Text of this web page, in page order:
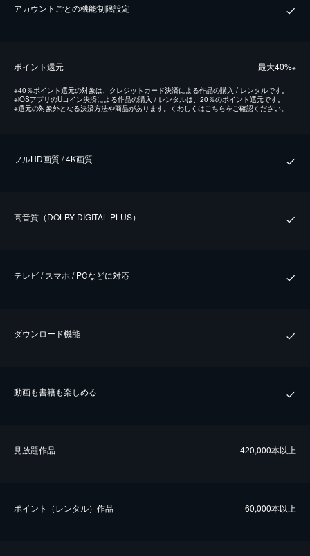
アカウントごとの機能制限設定
ポイント還元 最⼤40%※
※40％ポイント還元の対象は、クレジットカード決済による作品の購入 / レンタルです。
※iOSアプリのUコイン決済による作品の購入 / レンタルは、20％のポイント還元です。
※還元の対象外となる決済方法や商品があります。くわしくは こちらをご確認ください。
フルHD画質 / 4K画質
⾼⾳質（DOLBY DIGITAL PLUS）
テレビ / スマホ / PCなどに対応
ダウンロード機能
動画も書籍も楽しめる
⾒放題作品 420,000本以上
ポイント（レンタル）作品 60,000本以上